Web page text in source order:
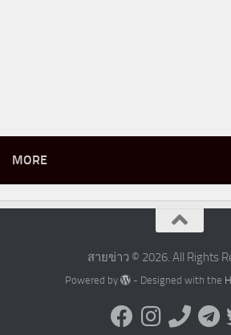
MORE
สายข่าว © 2026. All Rights
Powered by - Designed with the